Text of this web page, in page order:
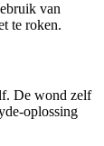
van
te roken.
De wond zelf
oplossing